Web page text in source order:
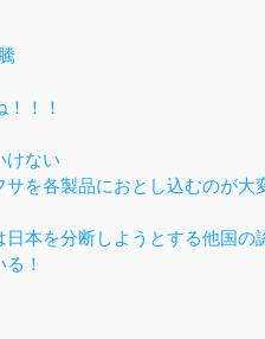
！！
けない
を各製品におとし込むのが大
本を分断しようとする他国の
！